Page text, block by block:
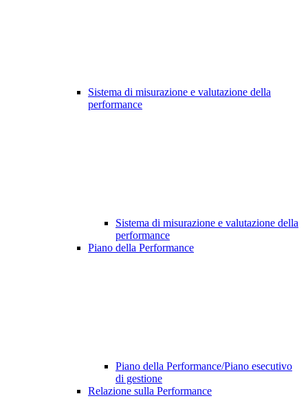
Sistema di misurazione e valutazione della
performance
Sistema di misurazione e valutazione della
performance
Piano della Performance
Piano della Performance/Piano esecutivo
di gestione
Relazione sulla Performance